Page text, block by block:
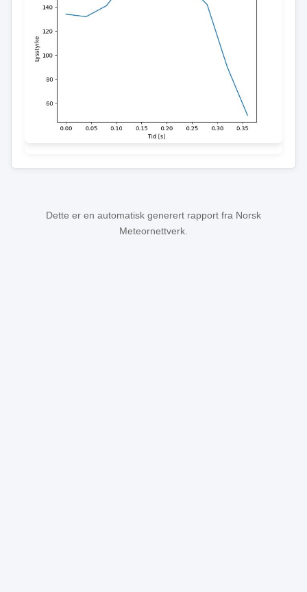
Dette er en automatisk generert rapport fra Norsk
Meteornettverk.